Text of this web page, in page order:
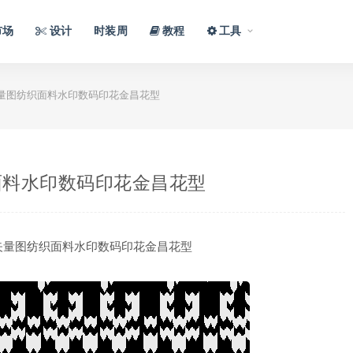
设计 时装周 教程 工具
图纺织面料水印数码印花金昌花型
水印数码印花金昌花型
图纺织面料水印数码印花金昌花型